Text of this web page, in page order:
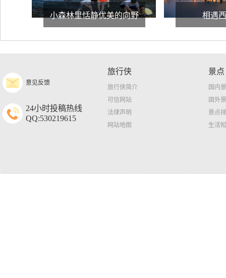
小森林里恬静优美的向野 相遇
意见反馈
24小时投稿热线
QQ:530219615
旅行侠
旅行侠简介
可信网站
法律声明
网站地图
景点
国内
国外
景点
生活